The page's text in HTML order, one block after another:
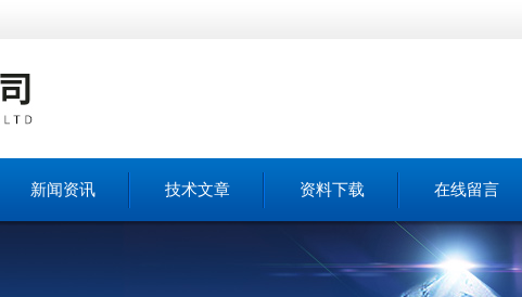
新闻资讯 技术文章 资料下载 在线留言